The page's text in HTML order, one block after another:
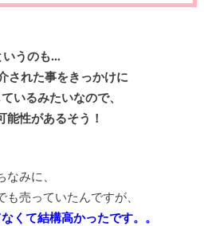
いうのも…
された事をきっかけに
いるみたいなので、
能性があるそう！
なみに、
も売っていたんですが、
くて結構高かったです。。